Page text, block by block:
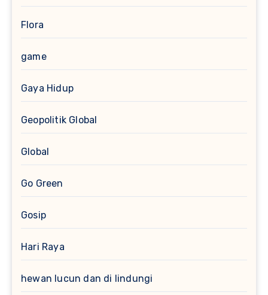
Flora
game
Gaya Hidup
Geopolitik Global
Global
Go Green
Gosip
Hari Raya
hewan lucun dan di lindungi